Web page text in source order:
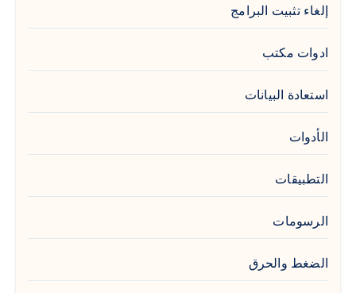
إلغاء تثبيت البرامج
ادوات مكتب
استعادة البيانات
الأدوات
التطبيقات
الرسومات
الضغط والحرق